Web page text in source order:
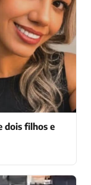
dois filhos e